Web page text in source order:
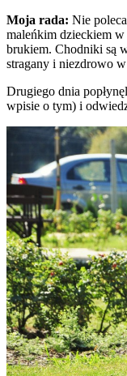
Moja rada: Nie
maleńkim dzieckiem
brukiem. Chodniki są
stragany i niezdrowo
Drugiego dnia
wpisie o tym) i